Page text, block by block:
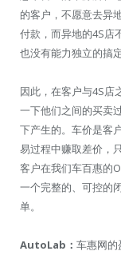
的客户，不愿意去异
付款，而异地的4S店
也没有能力独立的搞
因此，在客户与4S店
一下他们之间的买卖
下产生的。车价是客
易过程中赚取差价，
客户在我们车百惠的
一个完整的、可控的
单。
AutoLab： 车惠网的